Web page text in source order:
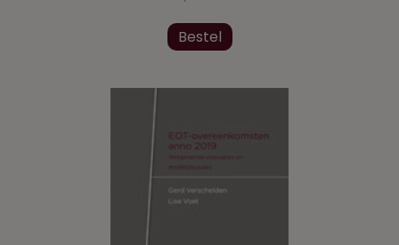
Bestel product
heeft
variaties.
kan